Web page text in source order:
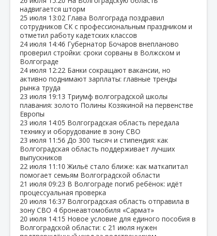
надвигается шторм
25 июля 13:02 Глава Волгограда поздравил
сотрудников СК с профессиональным праздником и
отметил работу кадетских классов
24 июля 14:46 Губернатор Бочаров внепланово
проверил стройки: сроки сорваны в Волжском и
Волгограде
24 июля 12:22 Банки сокращают вакансии, но
активно поднимают зарплаты: главные тренды
рынка труда
23 июля 19:13 Триумф волгоградской школы
плавания: золото Полины Козякиной на первенстве
Европы
23 июля 14:05 Волгоградская область передала
технику и оборудование в зону СВО
23 июля 11:56 До 300 тысяч и стипендия: как
Волгоградская область поддерживает лучших
выпускников
22 июля 11:10 Жильё стало ближе: как маткапитал
помогает семьям Волгоградской области
21 июля 09:23 В Волгограде погиб ребёнок: идёт
процессуальная проверка
20 июля 16:37 Волгоградская область отправила в
зону СВО 4 бронеавтомобиля «Сармат»
20 июля 14:15 Новое условие для единого пособия в
Волгоградской области: с 21 июля нужен